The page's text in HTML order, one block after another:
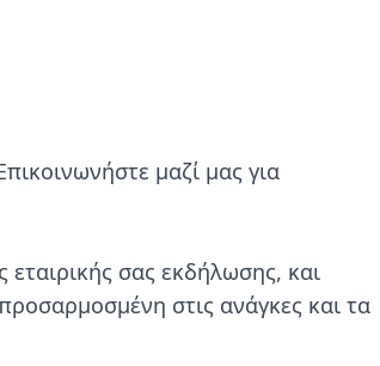
μαζί μας για
σας εκδήλωσης, και
στις ανάγκες και τα